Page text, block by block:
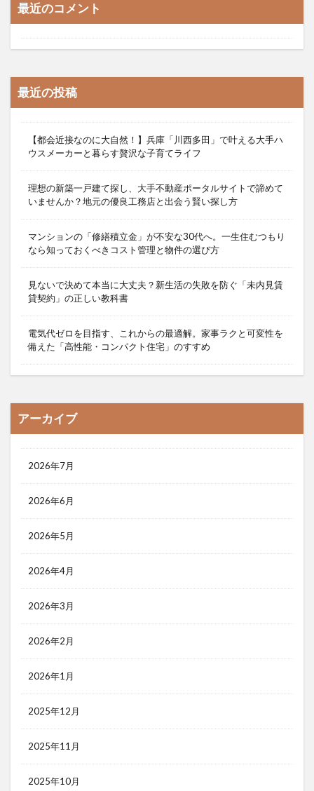
最近のコメント
最近の投稿
【都会近接なのに大自然！】兵庫「川西多田」で叶える大手ハ
ウスメーカーと暮らす贅沢な子育てライフ
理想の新築一戸建て探し、大手不動産ポータルサイトで諦めて
いませんか？地元の優良工務店と出会う賢い探し方
マンションの「修繕積立金」が不安な30代へ。一生住むつもり
なら知っておくべきコスト管理と物件の選び方
見ないで決めて本当に大丈夫？新生活の失敗を防ぐ「未内見賃
貸契約」の正しい教科書
電気代ゼロを目指す、これからの最適解。家事ラクと可変性を
備えた「高性能・コンパクト住宅」のすすめ
アーカイブ
2026年7月
2026年6月
2026年5月
2026年4月
2026年3月
2026年2月
2026年1月
2025年12月
2025年11月
2025年10月